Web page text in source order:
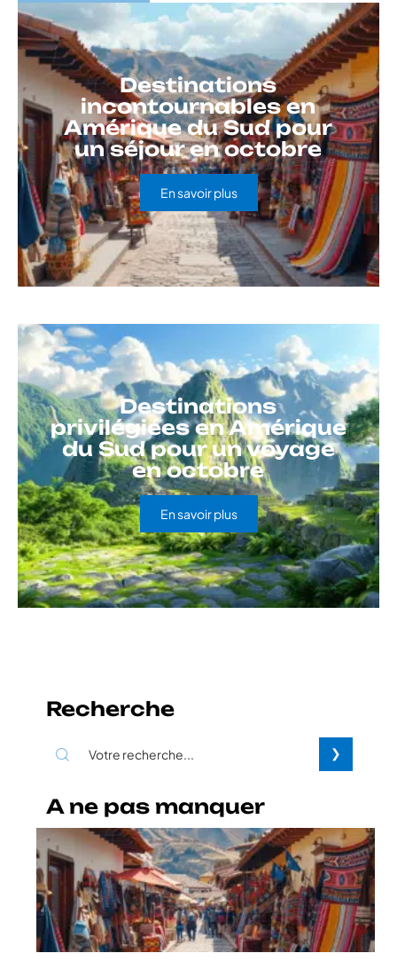
Destinations
incontournables en
Amérique du Sud pour
un séjour en octobre
En savoir plus
Destinations
privilégiées en Amérique
du Sud pour un voyage
en octobre
En savoir plus
Recherche
A ne pas manquer